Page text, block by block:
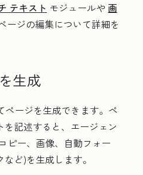
テキスト モジュールや 画
ージの編集について詳細を
生成
ページを生成できます。ペ
記述すると、エージェン
ピー、画像、自動フォー
ど)を生成します。